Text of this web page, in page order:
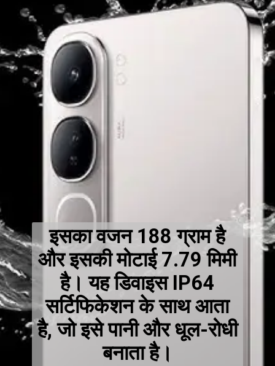
इसका वजन 188 ग्राम है
और इसकी मोटाई 7.79 मिमी
है। यह डिवाइस IP64
सर्टिफिकेशन के साथ आता
है, जो इसे पानी और धूल-रोधी
बनाता है।